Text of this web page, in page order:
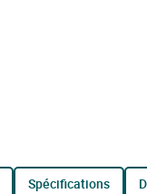
spécifications